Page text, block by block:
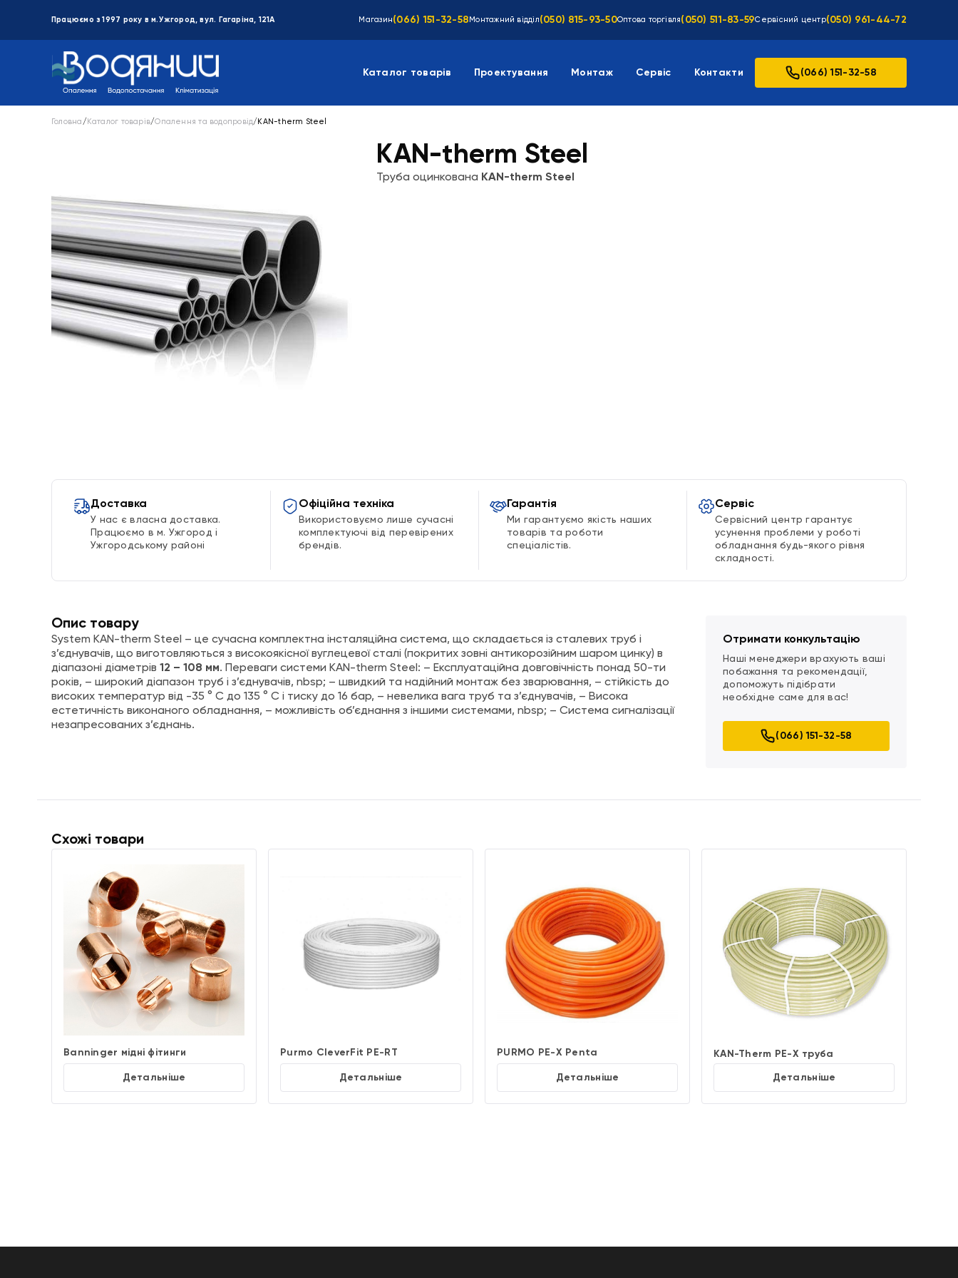
Працюємо з 1997 року в м.Ужгород, вул. Гагаріна, 121А Магазин(066) 151-32-58 Монтажний відділ(050) 815-93-50Оптова торгівля(050) 511-83-59Сервісний центр(050) 961-44-72
Каталог товарів Проектування Монтаж Сервіс Контакти (066) 151-32-58
Головна / Каталог товарів/Опалення та водопровід/ KAN-therm Steel
KAN-therm Steel
Труба оцинкована KAN-therm Steel
Доставка
У нас є власна доставка.
Працюємо в м. Ужгород і
Ужгородському районі
Офіційна техніка
Використовуємо лише сучасні
комплектуючі від перевірених
брендів.
Гарантія
Ми гарантуємо якість наших
товарів та роботи
спеціалістів.
Сервіс
Сервісний центр гарантує
усунення проблеми у роботі
обладнання будь-якого рівня
складності.
Опис товару
System KAN-therm Steel – це сучасна комплектна інсталяційна система, що складається із сталевих труб і
з’єднувачів, що виготовляються з високоякісної вуглецевої сталі (покритих зовні антикорозійним шаром цинку) в
діапазоні діаметрів 12 – 108 мм. Переваги системи KAN-therm Steel: – Експлуатаційна довговічність понад 50-ти
років, – широкий діапазон труб і з’єднувачів, nbsp; – швидкий та надійний монтаж без зварювання, – стійкість до
високих температур від -35 ° C до 135 ° C і тиску до 16 бар, – невелика вага труб та з’єднувачів, – Висока
естетичність виконаного обладнання, – можливість об’єднання з іншими системами, nbsp; – Система сигналізації
незапресованих з’єднань.
Отримати конкультацію
Наші менеджери врахують ваші
побажання та рекомендації,
допоможуть підібрати
необхідне саме для вас!
(066) 151-32-58
Схожі товари
Banninger мідні фітинги
Детальніше
Purmo CleverFit PE-RT
Детальніше
PURMO PE-X Penta
Детальніше
KAN-Therm PE-X труба
Детальніше